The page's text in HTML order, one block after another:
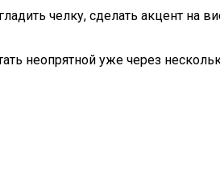
челку, сделать акцент на
неопрятной уже через